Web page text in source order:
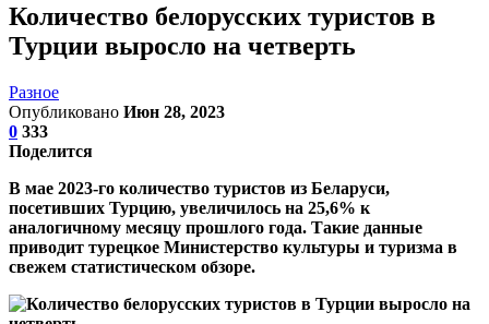
Количество белорусских туристов в
Турции выросло на четверть
Разное
Опубликовано Июн 28, 2023
0 333
Поделится
В мае 2023-го количество туристов из Беларуси,
посетивших Турцию, увеличилось на 25,6% к
аналогичному месяцу прошлого года. Такие данные
приводит турецкое Министерство культуры и туризма в
свежем статистическом обзоре.